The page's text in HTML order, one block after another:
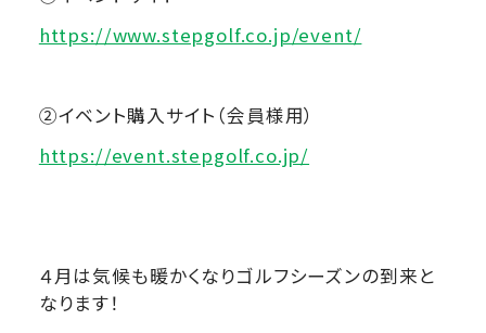
https://www.stepgolf.co.jp/event/
②イベント購入サイト（会員様用）
https://event.stepgolf.co.jp/
４月は気候も暖かくなりゴルフシーズンの到来と
なります！